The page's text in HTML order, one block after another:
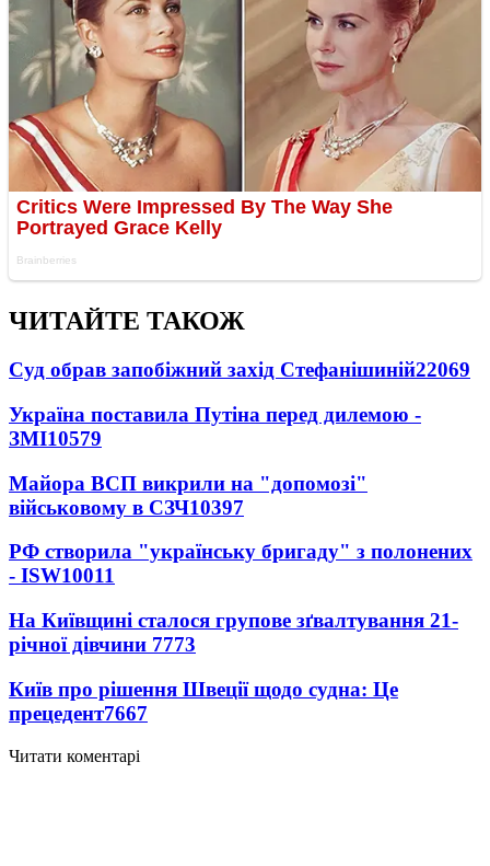
ЧИТАЙТЕ ТАКОЖ
Суд обрав запобіжний захід Стефанішиній22069
Україна поставила Путіна перед дилемою -
ЗМІ10579
Майора ВСП викрили на "допомозі"
військовому в СЗЧ10397
РФ створила "українську бригаду" з полонених
- ISW10011
На Київщині сталося групове зґвалтування 21-
річної дівчини 7773
Київ про рішення Швеції щодо судна: Це
прецедент7667
Читати коментарі